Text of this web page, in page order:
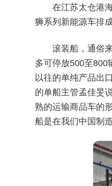
在江苏太仓港
狮系列新能源车排
滚装船，通俗
多可停放500至800
以往的单纯产品出
的单船主管孟佳旻
熟的运输商品车的
船是在我们中国制